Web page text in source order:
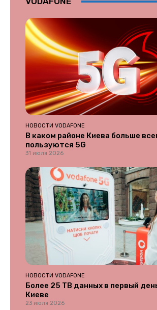
НОВОСТИ VODAFONE
В каком районе Киева больше
пользуются 5G
31 июля 2026
НОВОСТИ VODAFONE
Более 25 ТВ данных в первый
Киеве
23 июля 2026